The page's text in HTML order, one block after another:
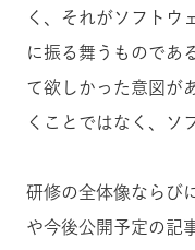
く、それがソフトウ
に振る舞うものであ
て欲しかった意図が
くことではなく、ソ
研修の全体像ならび
や今後公開予定の記